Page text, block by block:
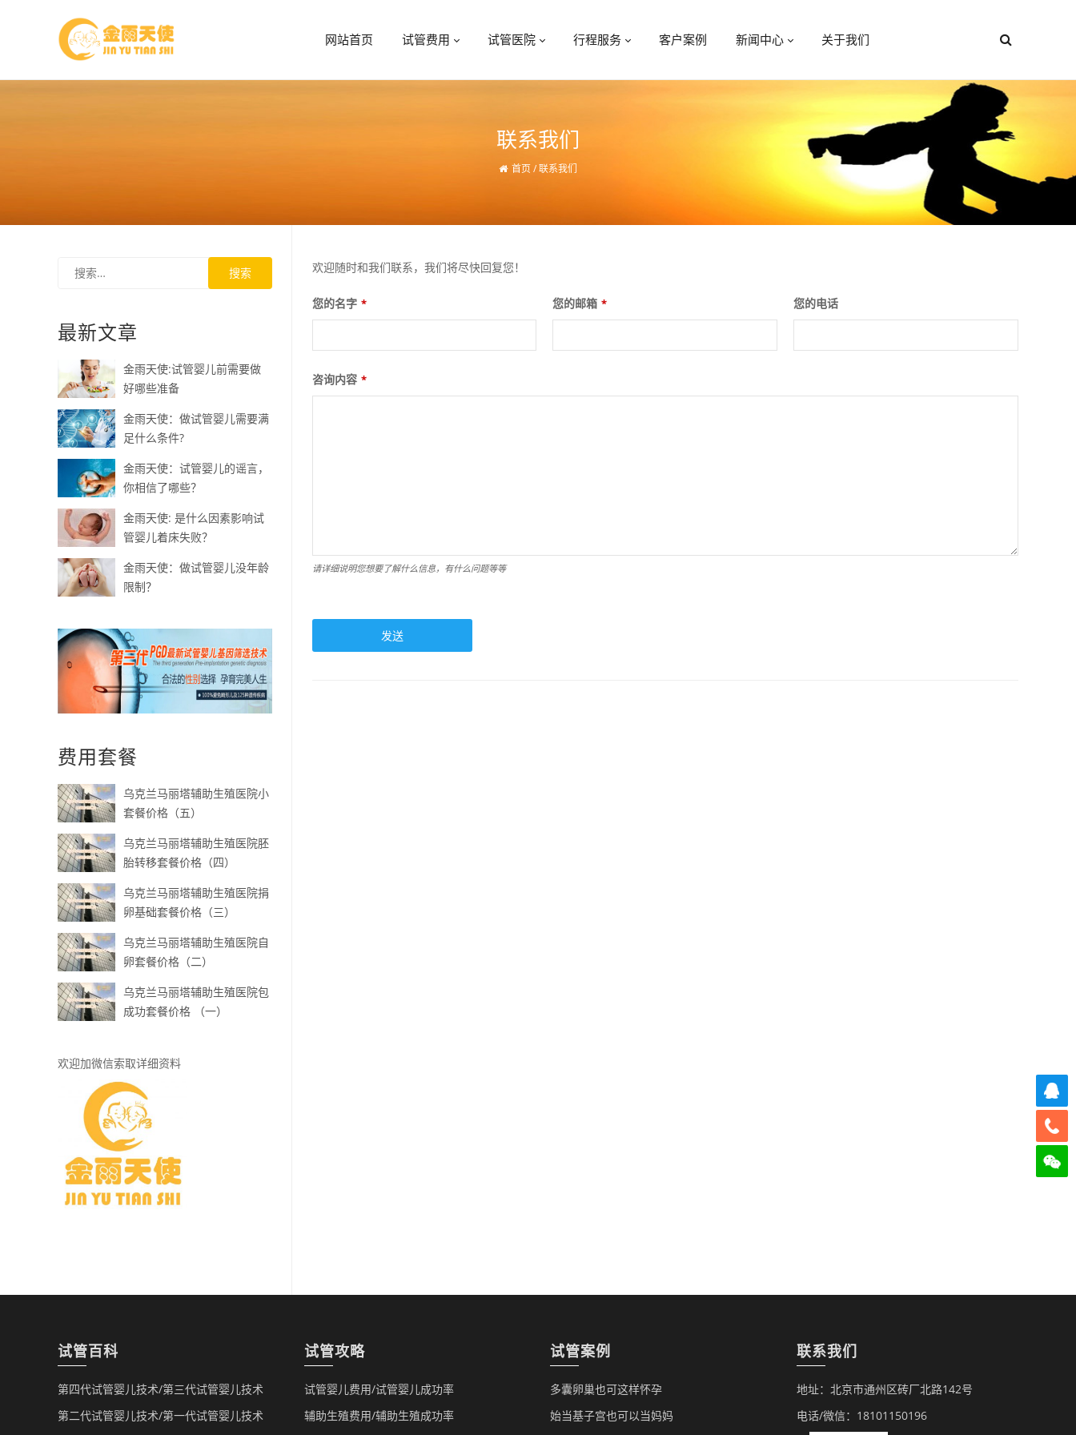
网站首页 试管费用 试管医院 行程服务 客户案例 新闻中心 关于我们
联系我们
首页/联系我们
欢迎随时和我们联系，我们将尽快回复您！
您的名字 * 您的邮箱 * 您的电话
咨询内容 *
请详细说明您想要了解什么信息，有什么问题等等
发送
最新文章
金雨天使:试管婴儿前需要做
好哪些准备
金雨天使：做试管婴儿需要满
足什么条件?
金雨天使：试管婴儿的谣言，
你相信了哪些？
金雨天使: 是什么因素影响试
管婴儿着床失败？
金雨天使：做试管婴儿没年龄
限制？
费用套餐
乌克兰马丽塔辅助生殖医院小
套餐价格（五）
乌克兰马丽塔辅助生殖医院胚
胎转移套餐价格（四）
乌克兰马丽塔辅助生殖医院捐
卵基础套餐价格（三）
乌克兰马丽塔辅助生殖医院自
卵套餐价格（二）
乌克兰马丽塔辅助生殖医院包
成功套餐价格 （一）
欢迎加微信索取详细资料
试管百科
第四代试管婴儿技术/第三代试管婴儿技术
第二代试管婴儿技术/第一代试管婴儿技术
试管攻略
试管婴儿费用/试管婴儿成功率
辅助生殖费用/辅助生殖成功率
试管案例
多囊卵巢也可这样怀孕
始当基子宫也可以当妈妈
联系我们
地址：北京市通州区砖厂北路142号
电话/微信：18101150196